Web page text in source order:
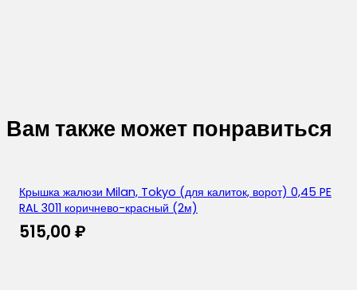
Вам также может понравиться
Крышка жалюзи Milan, Tokyo (для калиток, ворот) 0,45 PE
RAL 3011 коричнево-красный (2м)
515,00 ₽